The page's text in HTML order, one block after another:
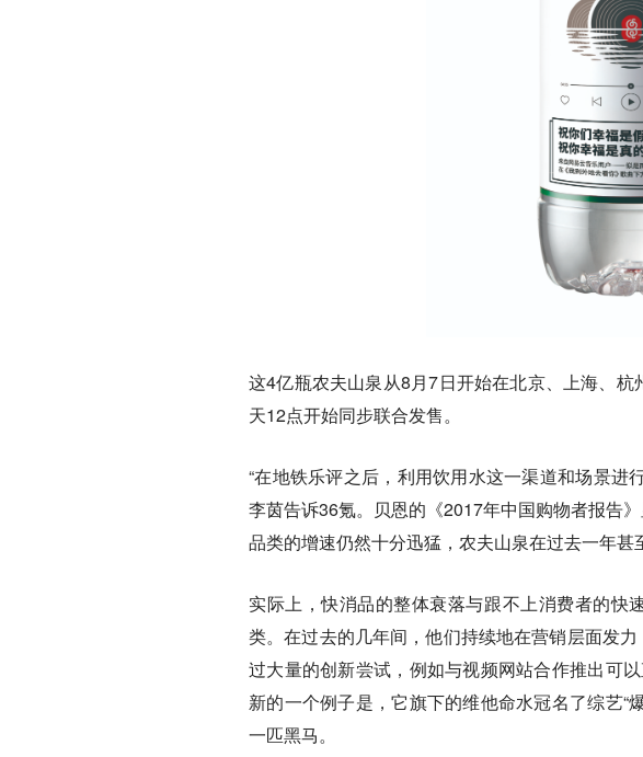
这4亿瓶农夫山泉从8月7日开始在北京、上海、
天12点开始同步联合发售。
“在地铁乐评之后，利用饮用水这一渠道和场景进
李茵告诉36氪。贝恩的《2017年中国购物者报告
品类的增速仍然十分迅猛，农夫山泉在过去一年甚
实际上，快消品的整体衰落与跟不上消费者的快
类。在过去的几年间，他们持续地在营销层面发
过大量的创新尝试，例如与视频网站合作推出可
新的一个例子是，它旗下的维他命水冠名了综艺“
一匹黑马。